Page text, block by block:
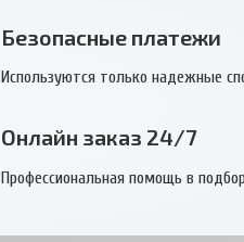
Безопасные платежи
Используются только надежные
Онлайн заказ 24/7
Профессиональная помощь в